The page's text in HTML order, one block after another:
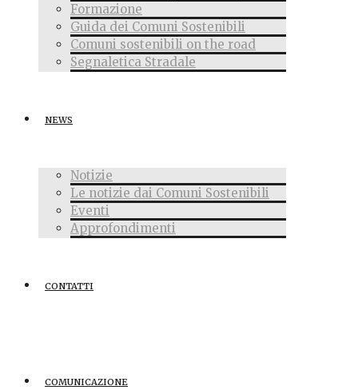
Formazione
Guida dei Comuni Sostenibili
Comuni sostenibili on the road
Segnaletica Stradale
NEWS
Notizie
Le notizie dai Comuni Sostenibili
Eventi
Approfondimenti
CONTATTI
COMUNICAZIONE